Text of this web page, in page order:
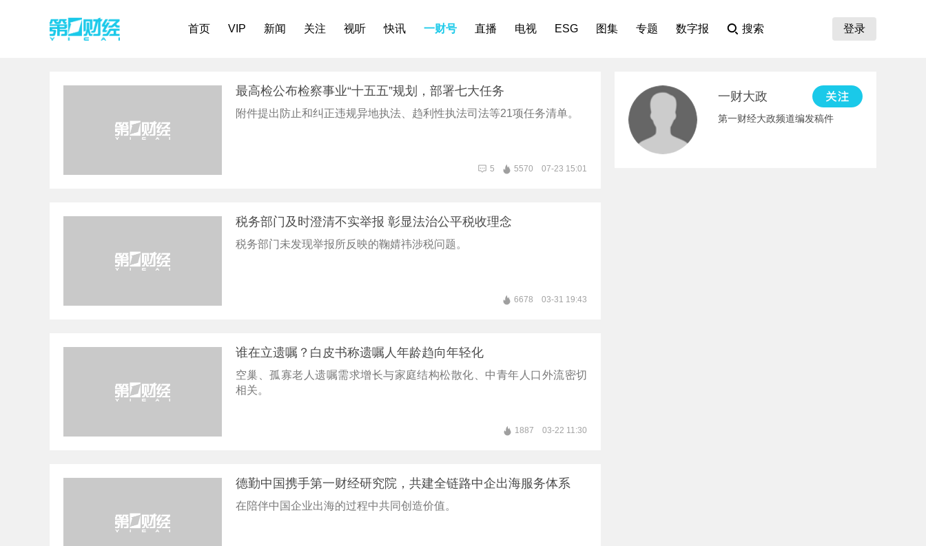
首页 VIP 新闻 关注 视听 快讯 一财号 直播 电视 ESG 图集 专题 数字报 搜索 登录
最高检公布检察事业“十五五”规划，部署七大任务
附件提出防止和纠正违规异地执法、趋利性执法司法等21项任务清单。
5 5570 07-23 15:01
税务部门及时澄清不实举报 彰显法治公平税收理念
税务部门未发现举报所反映的鞠婧祎涉税问题。
6678 03-31 19:43
谁在立遗嘱？白皮书称遗嘱人年龄趋向年轻化
空巢、孤寡老人遗嘱需求增长与家庭结构松散化、中青年人口外流密切
相关。
1887 03-22 11:30
德勤中国携手第一财经研究院，共建全链路中企出海服务体系
在陪伴中国企业出海的过程中共同创造价值。
一财大政
第一财经大政频道编发稿件